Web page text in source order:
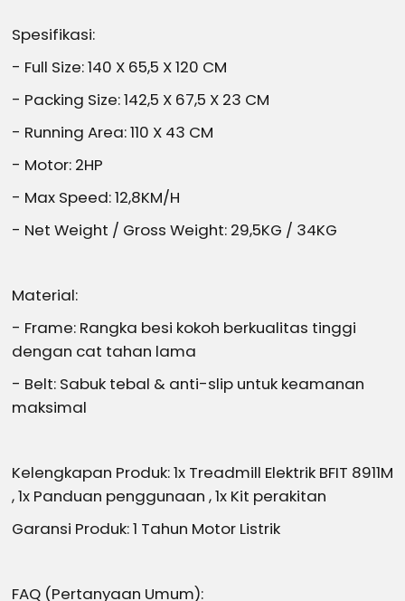
Spesifikasi:
- Full Size: 140 X 65,5 X 120 CM
- Packing Size: 142,5 X 67,5 X 23 CM
- Running Area: 110 X 43 CM
- Motor: 2HP
- Max Speed: 12,8KM/H
- Net Weight / Gross Weight: 29,5KG / 34KG
Material:
- Frame: Rangka besi kokoh berkualitas tinggi
dengan cat tahan lama
- Belt: Sabuk tebal & anti-slip untuk keamanan
maksimal
Kelengkapan Produk: 1x Treadmill Elektrik BFIT 8911M
, 1x Panduan penggunaan , 1x Kit perakitan
Garansi Produk: 1 Tahun Motor Listrik
FAQ (Pertanyaan Umum):